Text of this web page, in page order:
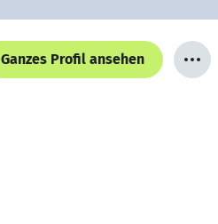
Ganzes Profil ansehen